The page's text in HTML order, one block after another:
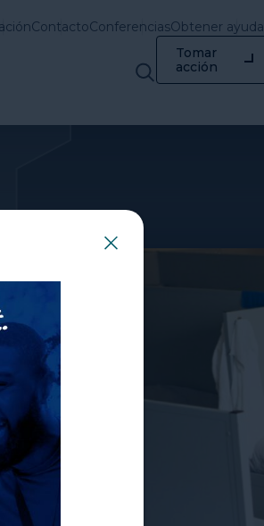
ContactoConferenciasObtener ayuda
Tomar
acción